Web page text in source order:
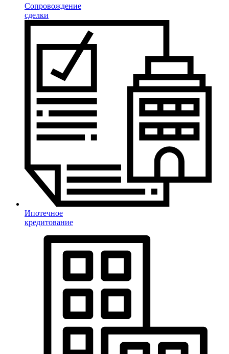
Сопровождение
сделки
Ипотечное
кредитование